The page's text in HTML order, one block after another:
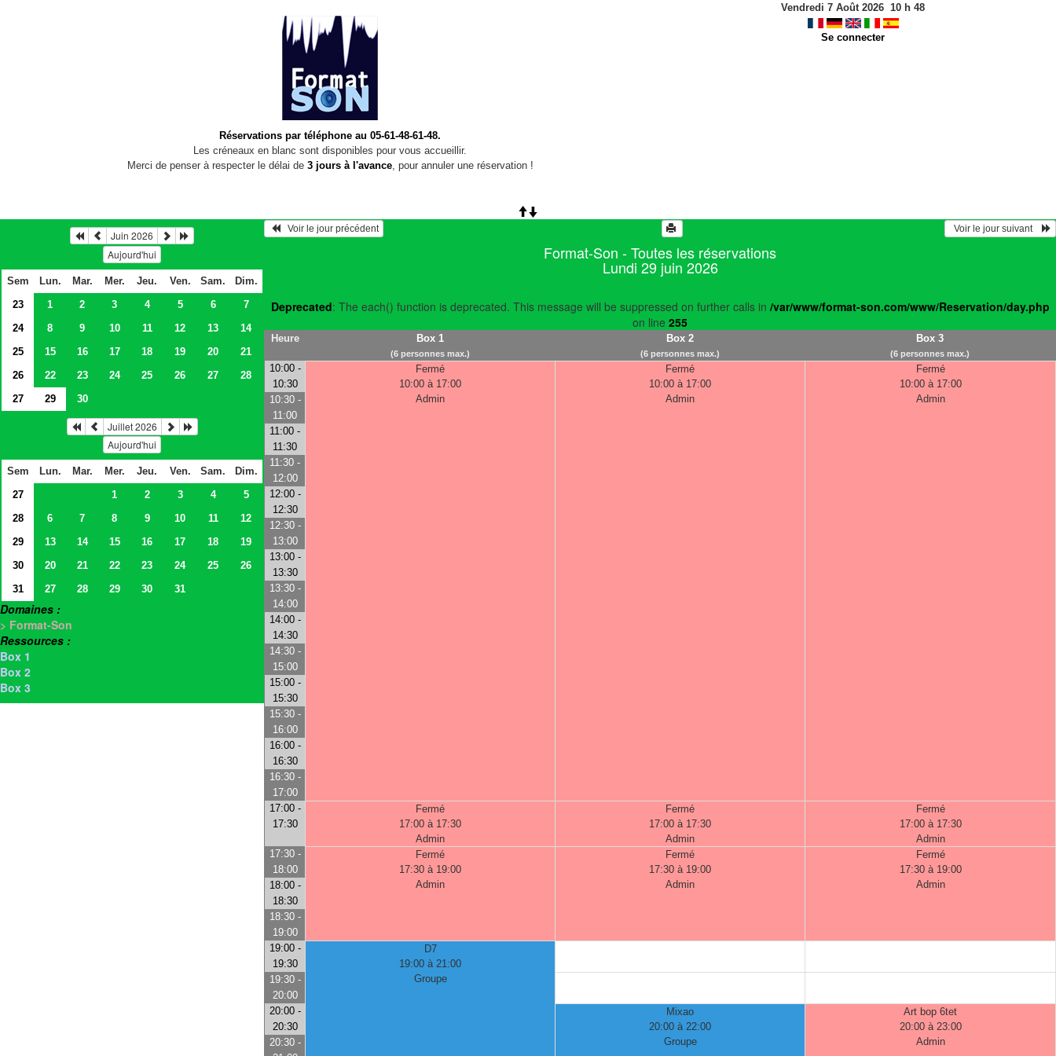
Réservations par téléphone au 05-61-48-61-48.
Les créneaux en blanc sont disponibles pour vous accueillir.
Merci de penser à respecter le délai de 3 jours à l'avance, pour annuler une réservation !
Vendredi 7 Août 2026 10 h 48
Se connecter
Juin 2026
Aujourd'hui
Sem Lun. Mar. Mer. Jeu. Ven. Sam.
Dim.
23
1 2 3 4 5 6
7
24
8 9 10 11 12 13
14
25
15 16 17 18 19 20
21
26
22 23 24 25 26 27
28
27
29 30
Juillet 2026
Aujourd'hui
Sem Lun. Mar. Mer. Jeu. Ven. Sam.
Dim.
27
1 2 3 4
5
28
6 7 8 9 10 11
12
29
13 14 15 16 17 18
19
30
20 21 22 23 24 25
26
31
27 28 29 30 31
Domaines :
> Format-Son
Ressources :
Box 1
Box 2
Box 3
   Voir le jour précédent
  Voir le jour suivant
Format-Son - Toutes les réservations
Lundi 29 juin 2026
Deprecated: The each() function is deprecated. This message will be suppressed on further calls in /var/www/format-son.com/www/Reservation/day.php
on line 255
Heure Box 1
(6 personnes max.)
Box 2
(6 personnes max.)
Box 3
(6 personnes max.)
10:00 -
10:30
Fermé
10:00 à 17:00
Admin
Fermé
10:00 à 17:00
Admin
Fermé
10:00 à 17:00
Admin
10:30 -
11:00
11:00 -
11:30
11:30 -
12:00
12:00 -
12:30
12:30 -
13:00
13:00 -
13:30
13:30 -
14:00
14:00 -
14:30
14:30 -
15:00
15:00 -
15:30
15:30 -
16:00
16:00 -
16:30
16:30 -
17:00
17:00 -
17:30
Fermé
17:00 à 17:30
Admin
Fermé
17:00 à 17:30
Admin
Fermé
17:00 à 17:30
Admin
17:30 -
18:00
Fermé
17:30 à 19:00
Admin
Fermé
17:30 à 19:00
Admin
Fermé
17:30 à 19:00
Admin
18:00 -
18:30
18:30 -
19:00
19:00 -
19:30
D7
19:00 à 21:00
Groupe
19:30 -
20:00
20:00 -
20:30
Mixao
20:00 à 22:00
Groupe
Art bop 6tet
20:00 à 23:00
Admin
20:30 -